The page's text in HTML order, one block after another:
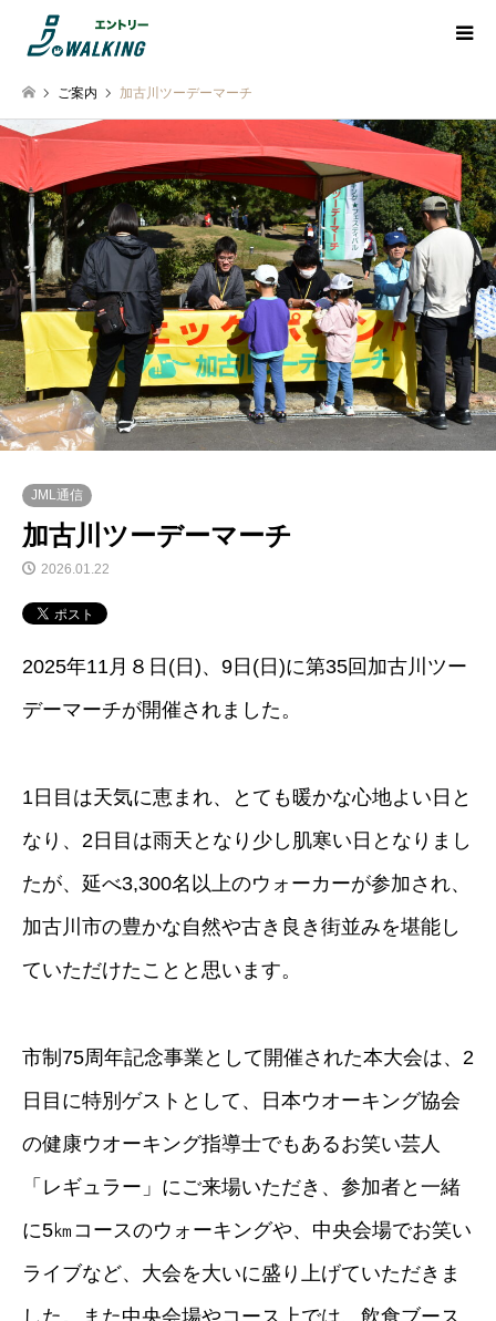
ご案内 加古川ツーデーマーチ
JML通信
加古川ツーデーマーチ
2026.01.22
2025年11月８日(日)、9日(日)に第35回加古川ツー
デーマーチが開催されました。
1日目は天気に恵まれ、とても暖かな心地よい日と
なり、2日目は雨天となり少し肌寒い日となりまし
たが、延べ3,300名以上のウォーカーが参加され、
加古川市の豊かな自然や古き良き街並みを堪能し
ていただけたことと思います。
市制75周年記念事業として開催された本大会は、2
日目に特別ゲストとして、日本ウオーキング協会
の健康ウオーキング指導士でもあるお笑い芸人
「レギュラー」にご来場いただき、参加者と一緒
に5㎞コースのウォーキングや、中央会場でお笑い
ライブなど、大会を大いに盛り上げていただきま
した。また中央会場やコース上では、飲食ブース